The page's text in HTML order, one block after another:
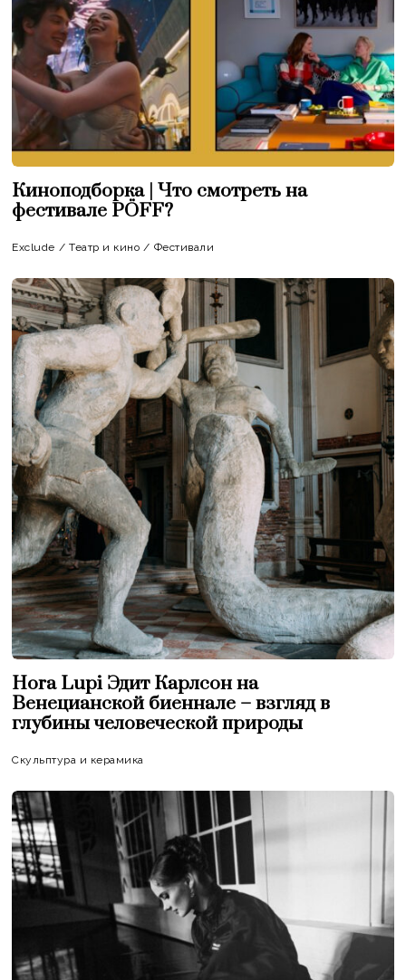
Киноподборка | Что смотреть на
фестивале PÖFF?
Exclude / Театр и кино / Фестивали
Hora Lupi Эдит Карлсон на
Венецианской биеннале – взгляд в
глубины человеческой природы
Скульптура и керамика